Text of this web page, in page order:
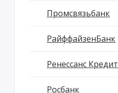
Промсвязьбанк
РайффайзенБанк
Ренессанс Кредит
Росбанк